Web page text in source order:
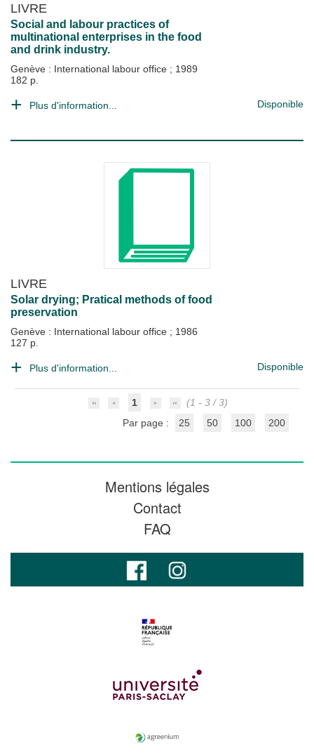
LIVRE
Social and labour practices of
multinational enterprises in the food
and drink industry.
Genève : International labour office ; 1989
182 p.
Plus d'information... Disponible
LIVRE
Solar drying; Pratical methods of food
preservation
Genève : International labour office ; 1986
127 p.
Plus d'information... Disponible
1
(1 - 3 / 3)
Par page :
25 50 100 200
Mentions légales
Contact
FAQ